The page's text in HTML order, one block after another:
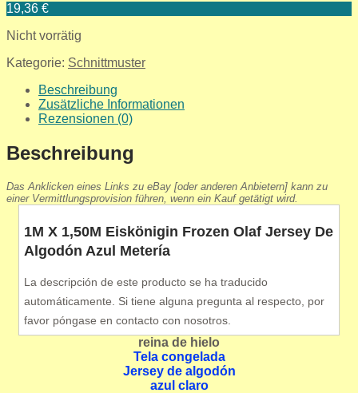
19,36 €
Nicht vorrätig
Kategorie: Schnittmuster
Beschreibung
Zusätzliche Informationen
Rezensionen (0)
Beschreibung
Das Anklicken eines Links zu eBay [oder anderen Anbietern] kann zu
einer Vermittlungsprovision führen, wenn ein Kauf getätigt wird.
1M X 1,50M Eiskönigin Frozen Olaf Jersey De
Algodón Azul Metería
La descripción de este producto se ha traducido
automáticamente. Si tiene alguna pregunta al respecto, por
favor póngase en contacto con nosotros.
reina de hielo
Tela congelada
Jersey de algodón
azul claro